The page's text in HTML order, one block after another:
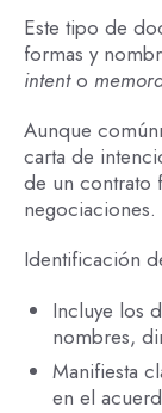
Este tipo de
formas y
intento
Aunque
carta de
de un contrato
negociaciones.
Identificación
Incluye los
nombres,
Manifiesta
en el